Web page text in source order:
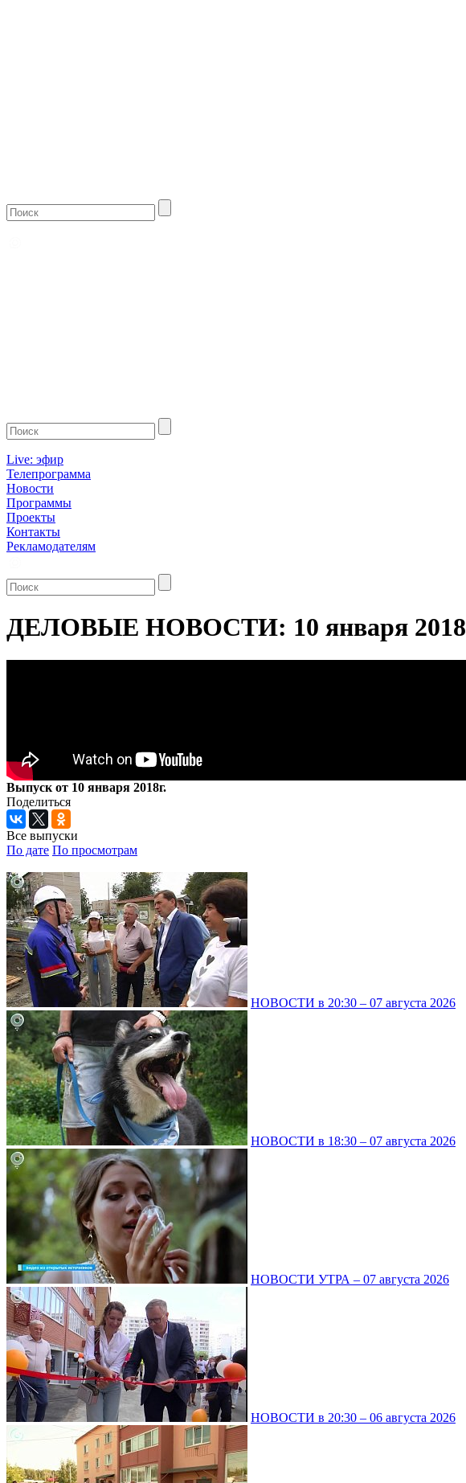
Live: эфир
Телепрограмма
Новости
Программы
Проекты
Контакты
Рекламодателям
ДЕЛОВЫЕ НОВОСТИ: 10 января 2018
Выпуск от 10 января 2018г.
Поделиться
Все выпуски
По дате По просмотрам
НОВОСТИ в 20:30 – 07 августа 2026
НОВОСТИ в 18:30 – 07 августа 2026
НОВОСТИ УТРА – 07 августа 2026
НОВОСТИ в 20:30 – 06 августа 2026